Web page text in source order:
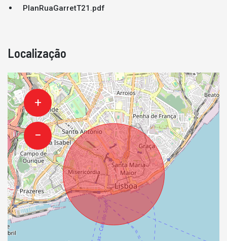
PlanRuaGarretT21.pdf
Localização
+
−